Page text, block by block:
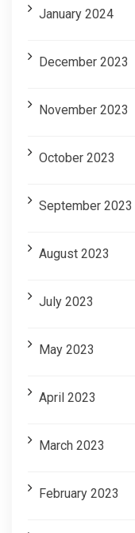
January 2024
December 2023
November 2023
October 2023
September 2023
August 2023
July 2023
May 2023
April 2023
March 2023
February 2023